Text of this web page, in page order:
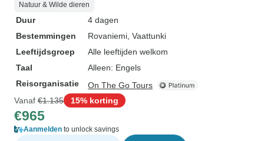
Natuur & Wilde dieren
Duur
4 dagen
Bestemmingen
Rovaniemi , Vaattunki
Leeftijdsgroep
Alle leeftijden welkom
Taal
Alleen: Engels
Reisorganisatie
On The Go Tours
Vanaf €1.135 15% korting
€965
Aanmelden to unlock savings